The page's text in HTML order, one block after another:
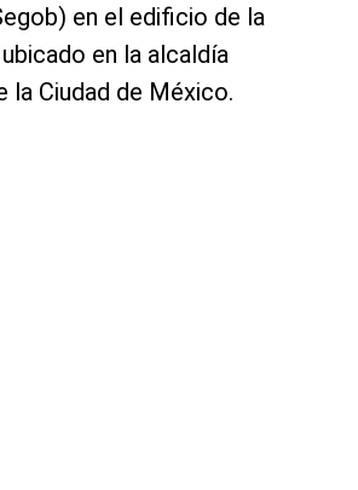
en el edificio de la
en la alcaldía
la Ciudad de México.